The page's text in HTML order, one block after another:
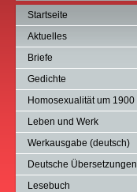
Startseite
Aktuelles
Briefe
Gedichte
Homosexualität um 1900
Leben und Werk
Werkausgabe (deutsch)
Deutsche Übersetzungen
Lesebuch